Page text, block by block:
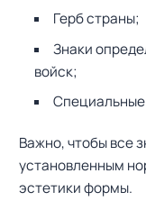
Герб страны;
Знаки
войск;
Специальные
Важно, чтобы все
установленным
эстетики формы.